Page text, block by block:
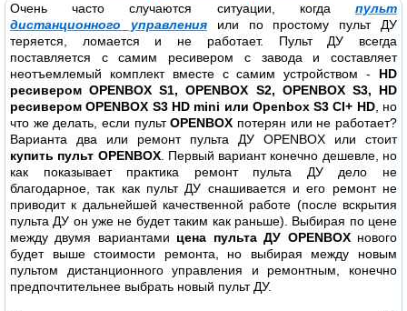
Очень часто случаются ситуации, когда пульт
дистанционного управленияили по простому пульт ДУ
теряется, ломается и не работает. Пульт ДУ всегда
поставляется с самим ресивером с завода и составляет
неотъемлемый комплект вместе с самим устройством - HD
ресивером OPENBOX S1, OPENBOX S2, OPENBOX S3, HD
ресивером OPENBOX S3 HD mini или Openbox S3 CI+ HD, но
что же делать, если пультOPENBOX потерян или не работает?
Варианта два или ремонт пульта ДУ OPENBOX или стоит
купить пульт OPENBOX. Первый вариант конечно дешевле, но
как показывает практика ремонт пульта ДУ дело не
благодарное, так как пульт ДУ снашивается и его ремонт не
приводит к дальнейшей качественной работе (после вскрытия
пульта ДУ он уже не будет таким как раньше). Выбирая по цене
между двумя вариантами цена пульта ДУ OPENBOXнового
будет выше стоимости ремонта, но выбирая между новым
пультом дистанционного управления и ремонтным, конечно
предпочтительнее выбрать новый пульт ДУ.